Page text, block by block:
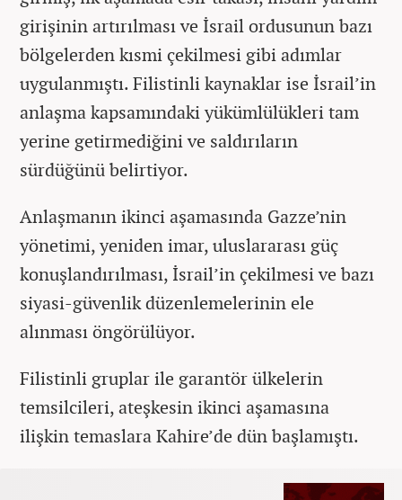
girişinin artırılması ve İsrail ordusunun bazı
bölgelerden kısmi çekilmesi gibi adımlar
uygulanmıştı. Filistinli kaynaklar ise İsrail’in
anlaşma kapsamındaki yükümlülükleri tam
yerine getirmediğini ve saldırıların
sürdüğünü belirtiyor.
Anlaşmanın ikinci aşamasında Gazze’nin
yönetimi, yeniden imar, uluslararası güç
konuşlandırılması, İsrail’in çekilmesi ve bazı
siyasi-güvenlik düzenlemelerinin ele
alınması öngörülüyor.
Filistinli gruplar ile garantör ülkelerin
temsilcileri, ateşkesin ikinci aşamasına
ilişkin temaslara Kahire’de dün başlamıştı.